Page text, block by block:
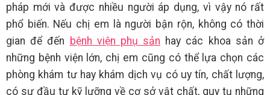
pháp mới và được nhiều người áp dụng, vì vậy nó rất
phổ biến. Nếu chị em là người bận rộn, không có thời
gian để đến bệnh viện phụ sản hay các khoa sản ở
những bệnh viện lớn, chị em cũng có thể lựa chọn các
phòng khám tư hay khám dịch vụ có uy tín, chất lượng,
có sự đầu tư kỹ lưỡng về cơ sở vật chất, quy tụ những